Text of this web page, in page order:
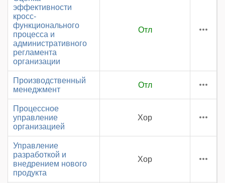
эффективности
кросс-
функционального
процесса и
административного
регламента
организации
Отл
Производственный
менеджмент
Отл
Процессное
управление
организацией
Хор
Управление
разработкой и
внедрением нового
продукта
Хор